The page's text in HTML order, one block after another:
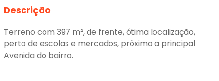
Descrição
Terreno com 397 m², de frente, ótima localização,
perto de escolas e mercados, próximo a principal
Avenida do bairro.